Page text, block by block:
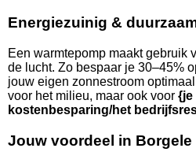
Energiezuinig &
Een warmtepomp maakt gebruik
de lucht. Zo bespaar je 30–45%
jouw eigen zonnestroom
voor het milieu, maar ook voor {je
kostenbesparing/het
Jouw voordeel in Borgele